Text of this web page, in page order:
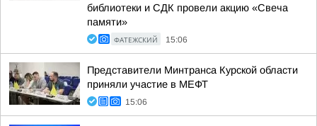
библиотеки и СДК провели акцию «Свеча
памяти»
ФАТЕЖСКИЙ 15:06
Представители Минтранса Курской области
приняли участие в МЕФТ
15:06